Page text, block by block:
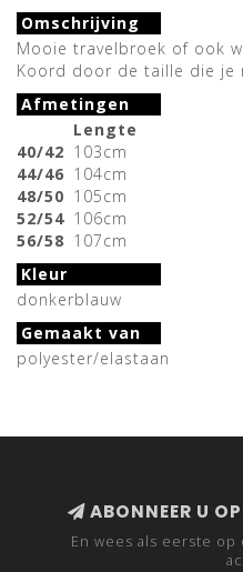
Omschrijving
Mooie travelbroek of ook
Koord door de taille die je
Afmetingen
Lengte
40/42 103cm
44/46 104cm
48/50 105cm
52/54 106cm
56/58 107cm
Kleur
donkerblauw
Gemaakt van
polyester/elastaan
ABONNEER U
En wees als eerste